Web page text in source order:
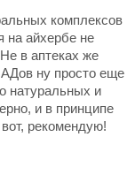
комплексов
на айхербе не
в аптеках же
ну просто еще
натуральных и
и в принципе
рекомендую!